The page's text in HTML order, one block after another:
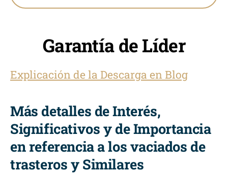
Garantía de Líder
Explicación de la Descarga en Blog
Más detalles de Interés,
Significativos y de Importancia
en referencia a los vaciados de
trasteros y Similares